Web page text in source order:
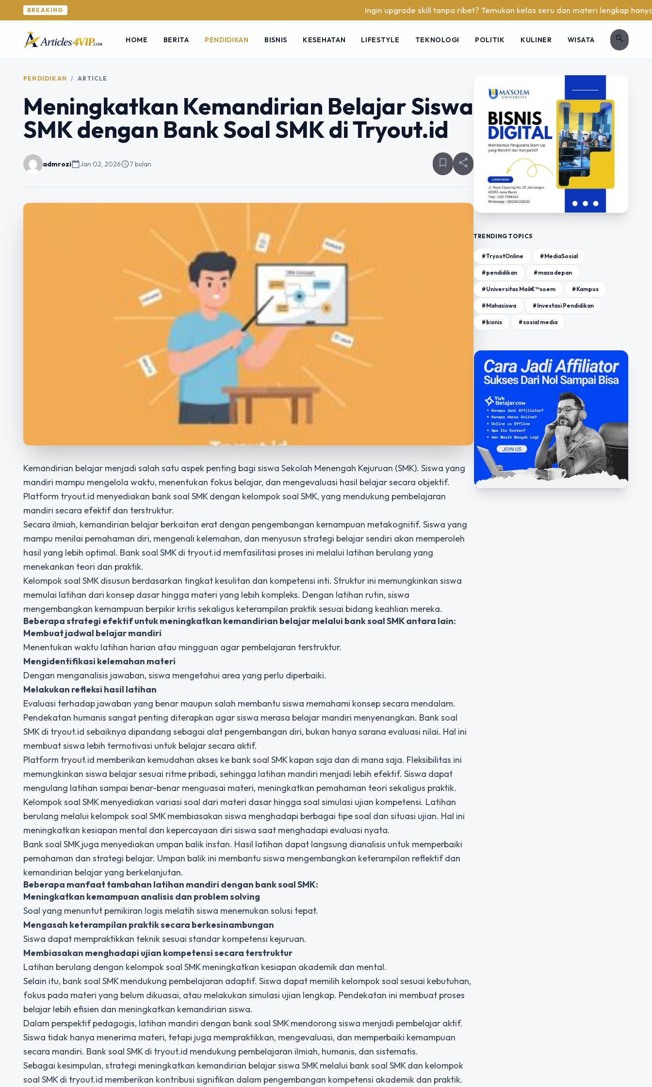
BREAKING Ingin upgrade skill tanpa ribet? Temukan kelas seru dan materi lengkap hanya di
HOME BERITA PENDIDIKAN BISNIS KESEHATAN LIFESTYLE TEKNOLOGI POLITIK KULINER WISATA search
PENDIDIKAN / ARTICLE
Meningkatkan Kemandirian Belajar Siswa
SMK dengan Bank Soal SMK di Tryout.id
admrozicalendar_todayJan 02, 2026schedule7 bulan bookmark_border share
Kemandirian belajar menjadi salah satu aspek penting bagi siswa Sekolah Menengah Kejuruan (SMK). Siswa yang
mandiri mampu mengelola waktu, menentukan fokus belajar, dan mengevaluasi hasil belajar secara objektif.
Platform tryout.id menyediakan bank soal SMK dengan kelompok soal SMK, yang mendukung pembelajaran
mandiri secara efektif dan terstruktur.
Secara ilmiah, kemandirian belajar berkaitan erat dengan pengembangan kemampuan metakognitif. Siswa yang
mampu menilai pemahaman diri, mengenali kelemahan, dan menyusun strategi belajar sendiri akan memperoleh
hasil yang lebih optimal. Bank soal SMK di tryout.id memfasilitasi proses ini melalui latihan berulang yang
menekankan teori dan praktik.
Kelompok soal SMK disusun berdasarkan tingkat kesulitan dan kompetensi inti. Struktur ini memungkinkan siswa
memulai latihan dari konsep dasar hingga materi yang lebih kompleks. Dengan latihan rutin, siswa
mengembangkan kemampuan berpikir kritis sekaligus keterampilan praktik sesuai bidang keahlian mereka.
Beberapa strategi efektif untuk meningkatkan kemandirian belajar melalui bank soal SMK antara lain:
Membuat jadwal belajar mandiri
Menentukan waktu latihan harian atau mingguan agar pembelajaran terstruktur.
Mengidentifikasi kelemahan materi
Dengan menganalisis jawaban, siswa mengetahui area yang perlu diperbaiki.
Melakukan refleksi hasil latihan
Evaluasi terhadap jawaban yang benar maupun salah membantu siswa memahami konsep secara mendalam.
Pendekatan humanis sangat penting diterapkan agar siswa merasa belajar mandiri menyenangkan. Bank soal
SMK di tryout.id sebaiknya dipandang sebagai alat pengembangan diri, bukan hanya sarana evaluasi nilai. Hal ini
membuat siswa lebih termotivasi untuk belajar secara aktif.
Platform tryout.id memberikan kemudahan akses ke bank soal SMK kapan saja dan di mana saja. Fleksibilitas ini
memungkinkan siswa belajar sesuai ritme pribadi, sehingga latihan mandiri menjadi lebih efektif. Siswa dapat
mengulang latihan sampai benar-benar menguasai materi, meningkatkan pemahaman teori sekaligus praktik.
Kelompok soal SMK menyediakan variasi soal dari materi dasar hingga soal simulasi ujian kompetensi. Latihan
berulang melalui kelompok soal SMK membiasakan siswa menghadapi berbagai tipe soal dan situasi ujian. Hal ini
meningkatkan kesiapan mental dan kepercayaan diri siswa saat menghadapi evaluasi nyata.
Bank soal SMK juga menyediakan umpan balik instan. Hasil latihan dapat langsung dianalisis untuk memperbaiki
pemahaman dan strategi belajar. Umpan balik ini membantu siswa mengembangkan keterampilan reflektif dan
kemandirian belajar yang berkelanjutan.
Beberapa manfaat tambahan latihan mandiri dengan bank soal SMK:
Meningkatkan kemampuan analisis dan problem solving
Soal yang menuntut pemikiran logis melatih siswa menemukan solusi tepat.
Mengasah keterampilan praktik secara berkesinambungan
Siswa dapat mempraktikkan teknik sesuai standar kompetensi kejuruan.
Membiasakan menghadapi ujian kompetensi secara terstruktur
Latihan berulang dengan kelompok soal SMK meningkatkan kesiapan akademik dan mental.
Selain itu, bank soal SMK mendukung pembelajaran adaptif. Siswa dapat memilih kelompok soal sesuai kebutuhan,
fokus pada materi yang belum dikuasai, atau melakukan simulasi ujian lengkap. Pendekatan ini membuat proses
belajar lebih efisien dan meningkatkan kemandirian siswa.
Dalam perspektif pedagogis, latihan mandiri dengan bank soal SMKmendorong siswa menjadi pembelajar aktif.
Siswa tidak hanya menerima materi, tetapi juga mempraktikkan, mengevaluasi, dan memperbaiki kemampuan
secara mandiri. Bank soal SMK di tryout.id mendukung pembelajaran ilmiah, humanis, dan sistematis.
Sebagai kesimpulan, strategi meningkatkan kemandirian belajar siswa SMK melalui bank soal SMK dan kelompok
soal SMK di tryout.id memberikan kontribusi signifikan dalam pengembangan kompetensi akademik dan praktik.
TRENDING TOPICS
#TryoutOnline #MediaSosial
#pendidikan #masa depan
#Universitas Maâ€™soem #Kampus
#Mahasiswa #Investasi Pendidikan
#bisnis #sosial media